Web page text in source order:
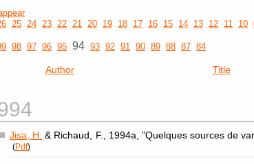
25 24 23 22 21 20 19 18 17 16 15 14 13 12 11 10
98 97 96 95 94 93 92 91 90 89 88 87 84
Author Title
Jisa, H. & Richaud, F., 1994a, "Quelques sources de
(Pdf)